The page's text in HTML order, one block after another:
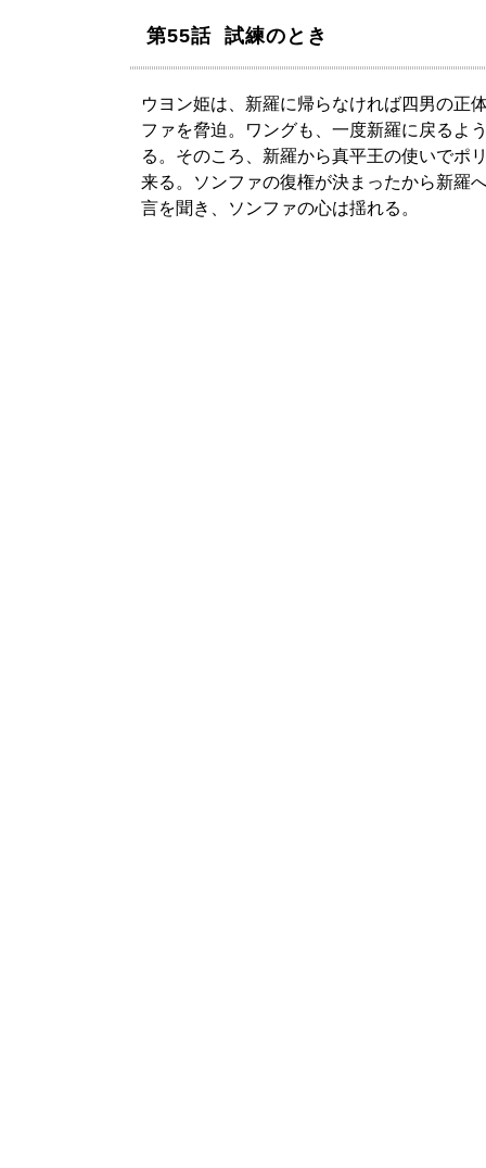
第55話 試練のとき
ウヨン姫は、新羅に帰らなければ四男の正
ファを脅迫。ワングも、一度新羅に戻るよ
る。そのころ、新羅から真平王の使いでポ
来る。ソンファの復権が決まったから新羅
言を聞き、ソンファの心は揺れる。